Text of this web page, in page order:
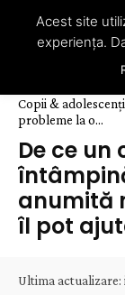
Copii & adolescenți
probleme la o...
De ce un
anumită
îl pot
Ultima actualizare:
Acest site
experiența.